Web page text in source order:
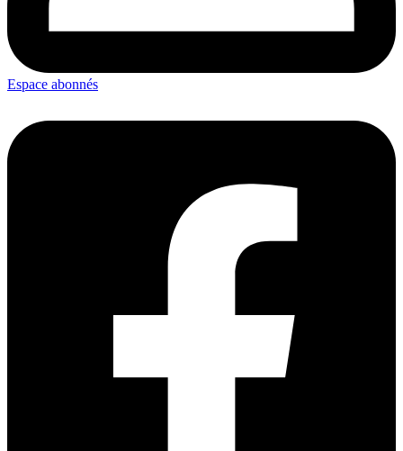
Espace abonnés